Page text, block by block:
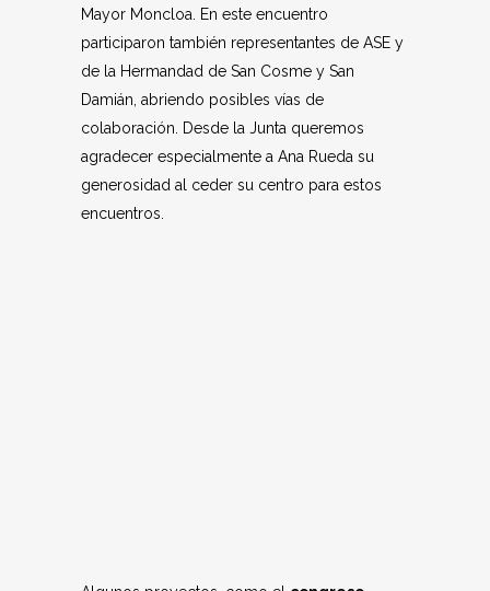
Mayor Moncloa. En este encuentro
participaron también representantes de ASE y
de la Hermandad de San Cosme y San
Damián, abriendo posibles vías de
colaboración. Desde la Junta queremos
agradecer especialmente a Ana Rueda su
generosidad al ceder su centro para estos
encuentros.